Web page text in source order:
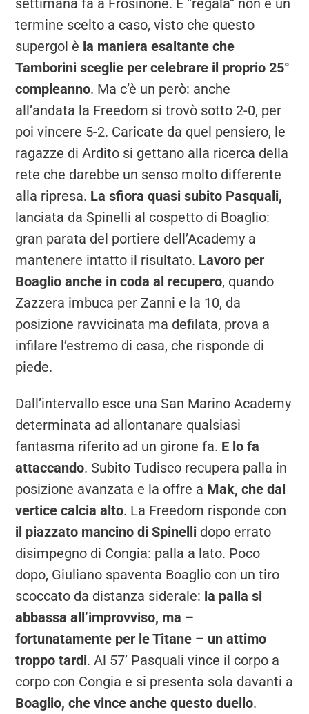
settimana fa a Frosinone. E “regala” non è un
termine scelto a caso, visto che questo
supergol è la maniera esaltante che
Tamborini sceglie per celebrare il proprio 25°
compleanno. Ma c’è un però: anche
all’andata la Freedom si trovò sotto 2-0, per
poi vincere 5-2. Caricate da quel pensiero, le
ragazze di Ardito si gettano alla ricerca della
rete che darebbe un senso molto differente
alla ripresa. La sfiora quasi subito Pasquali,
lanciata da Spinelli al cospetto di Boaglio:
gran parata del portiere dell’Academy a
mantenere intatto il risultato. Lavoro per
Boaglio anche in coda al recupero, quando
Zazzera imbuca per Zanni e la 10, da
posizione ravvicinata ma defilata, prova a
infilare l’estremo di casa, che risponde di
piede.
Dall’intervallo esce una San Marino Academy
determinata ad allontanare qualsiasi
fantasma riferito ad un girone fa. E lo fa
attaccando. Subito Tudisco recupera palla in
posizione avanzata e la offre a Mak, che dal
vertice calcia alto. La Freedom risponde con
il piazzato mancino di Spinelli dopo errato
disimpegno di Congia: palla a lato. Poco
dopo, Giuliano spaventa Boaglio con un tiro
scoccato da distanza siderale: la palla si
abbassa all’improvviso, ma –
fortunatamente per le Titane – un attimo
troppo tardi. Al 57’ Pasquali vince il corpo a
corpo con Congia e si presenta sola davanti a
Boaglio, che vince anche questo duello.